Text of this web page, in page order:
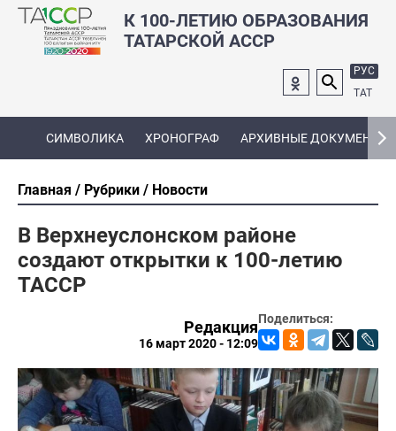
К 100-ЛЕТИЮ ОБРАЗОВАНИЯ
ТАТАРСКОЙ АССР
РУС
ТАТ
СИМВОЛИКА ХРОНОГРАФ АРХИВНЫЕ ДОКУМЕНТЫ
Главная Рубрики Новости
В Верхнеуслонском районе
создают открытки к 100-летию
ТАССР
Поделиться:
Редакция
16 март 2020 - 12:09